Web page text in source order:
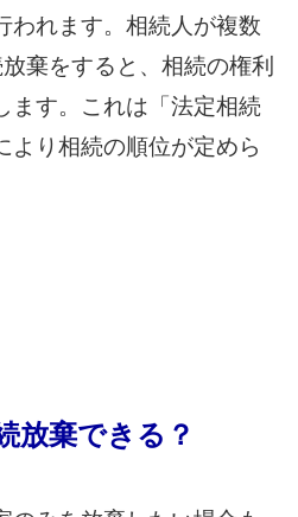
われます。相続人が複数
棄をすると、相続の権利
ます。これは「法定相続
より相続の順位が定めら
放棄できる？